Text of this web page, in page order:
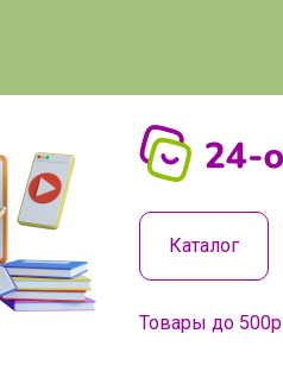
Каталог
Товары до 500р